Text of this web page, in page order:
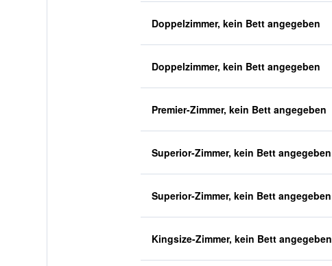
Doppelzimmer, kein Bett angegeben
Doppelzimmer, kein Bett angegeben
Premier-Zimmer, kein Bett angegeben
Superior-Zimmer, kein Bett angegeben
Superior-Zimmer, kein Bett angegeben
Kingsize-Zimmer, kein Bett angegeben